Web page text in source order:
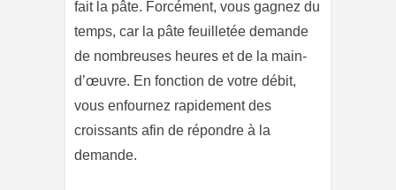
fait la pâte. Forcément, vous gagnez du
temps, car la pâte feuilletée demande
de nombreuses heures et de la main-
d’œuvre. En fonction de votre débit,
vous enfournez rapidement des
croissants afin de répondre à la
demande.